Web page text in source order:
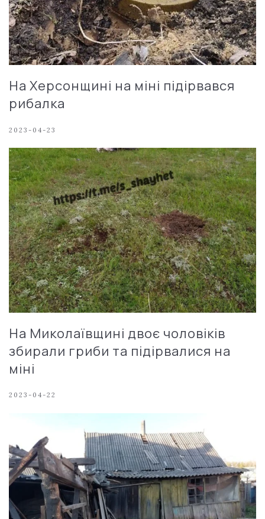
На Херсонщині на міні підірвався
рибалка
2023-04-23
На Миколаївщині двоє чоловіків
збирали гриби та підірвалися на
міні
2023-04-22